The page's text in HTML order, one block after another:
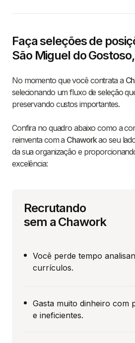
Faça seleções de
São Miguel do
No momento que você contrata a
selecionando um fluxo de seleção
preservando custos importantes.
Confira no quadro abaixo como a
reinventa com a Chaworkao seu
da sua organização e
excelência:
Recrutando
sem a Chawork
Você perde tempo
currículos.
Gasta muito dinheiro com
e ineficientes.